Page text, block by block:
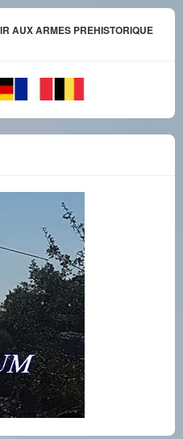
AUX ARMES PREHISTORIQUE